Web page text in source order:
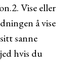
Vise eller
å vise
sanne
hvis du